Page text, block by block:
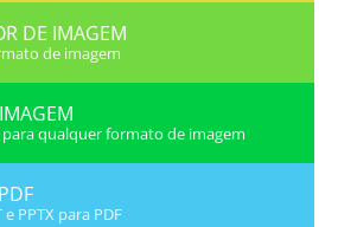
DE IMAGEM
de imagem
qualquer formato de imagem
PPTX para PDF